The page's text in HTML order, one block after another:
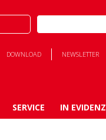
DOWNLOAD NEWSLETTER
SERVICE IN EVIDENZ